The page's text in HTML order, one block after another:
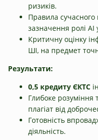
ризиків.
Правила
зазначення ролі AI
Критичну оцінку
ШІ, на предмет
Результати:
0,5 кредиту ЄКТС
Глибоке розуміння
плагіат від
Готовність
діяльність.